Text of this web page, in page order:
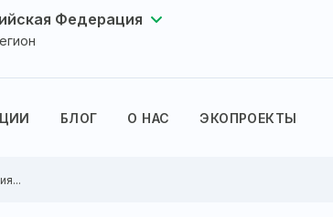
Федерация
БЛОГ О НАС ЭКОПРОЕКТЫ